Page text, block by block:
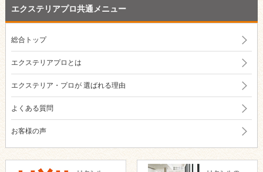
エクステリアプロ共通メニュー
総合トップ
エクステリアプロとは
エクステリア・プロが選ばれる理由
よくある質問
お客様の声